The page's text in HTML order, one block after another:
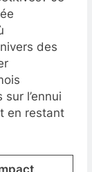
des
l’ennui
en restant